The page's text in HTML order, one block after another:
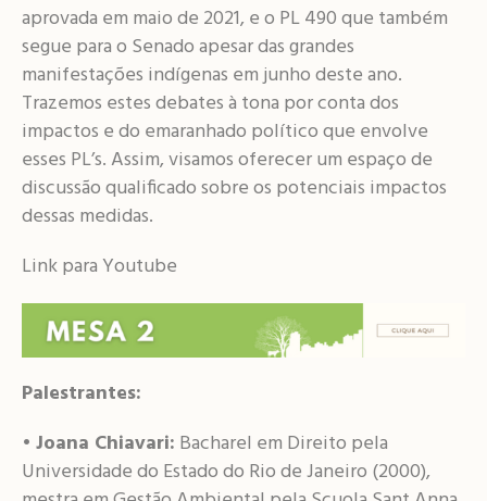
aprovada em maio de 2021, e o PL 490 que também
segue para o Senado apesar das grandes
manifestações indígenas em junho deste ano.
Trazemos estes debates à tona por conta dos
impactos e do emaranhado político que envolve
esses PL’s. Assim, visamos oferecer um espaço de
discussão qualificado sobre os potenciais impactos
dessas medidas.
Link para Youtube
Palestrantes:
• Joana Chiavari: Bacharel em Direito pela
Universidade do Estado do Rio de Janeiro (2000),